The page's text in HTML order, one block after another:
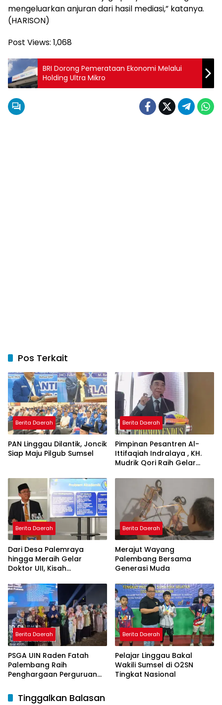
mengeluarkan anjuran dari hasil mediasi,” katanya.
(HARISON)
Post Views: 1,068
BRI Dorong Pemerataan Ekonomi Melalui
Holding Ultra Mikro
Pos Terkait
Berita Daerah
PAN Linggau Dilantik, Joncik
Siap Maju Pilgub Sumsel
Berita Daerah
Pimpinan Pesantren Al-
Ittifaqiah Indralaya , KH.
Mudrik Qori Raih Gelar
Model Pembelajaran
Nagham Al-Qur’an di UMM
Berita Daerah
Dari Desa Palemraya
hingga Meraih Gelar
Doktor UII, Kisah
Yogyakarta yang Pernah
Menjadi Driver Taksi Online
Berita Daerah
Merajut Wayang
Palembang Bersama
Generasi Muda
Berita Daerah
PSGA UIN Raden Fatah
Palembang Raih
Penghargaan Perguruan
Peringkat Pratama
Berita Daerah
Pelajar Linggau Bakal
Wakili Sumsel di O2SN
Tingkat Nasional
Tinggalkan Balasan